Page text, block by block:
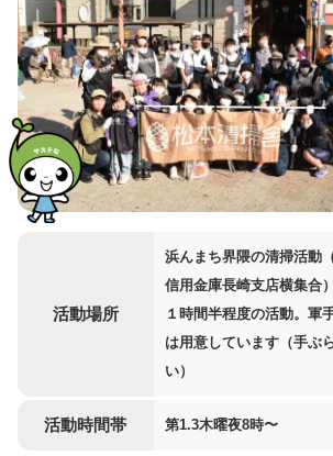
活動場所
浜んまち界隈の清掃活動
信用金庫長崎支店横集合）
１時間半程度の活動。軍
は用意しています（手ぶ
い）
活動時間帯 第1.3木曜夜8時〜